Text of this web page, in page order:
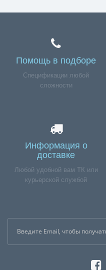
Помощь в подборе
Спецификации любой
сложности
Информация о
доставке
Любой удобной вам ТК или
курьерской службой